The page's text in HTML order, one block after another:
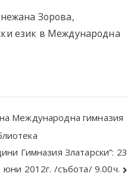
Зорова,
език в Международна
Международна гимназия
Гимназия Златарски”: 23
юни 2012г. /събота/ 9.00ч.